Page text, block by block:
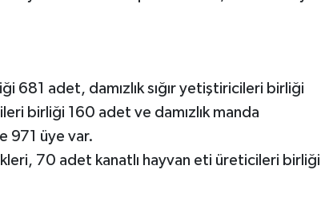
681 adet, damızlık sığır yetiştiricileri birliği
birliği 160 adet ve damızlık manda
971 üye var.
70 adet kanatlı hayvan eti üreticileri birliği